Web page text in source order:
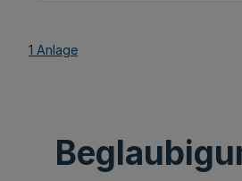
1 Anlage